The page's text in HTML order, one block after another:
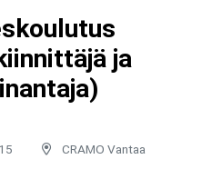
ja
CRAMO Vantaa